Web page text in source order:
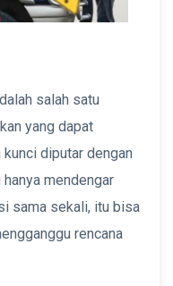
salah satu
yang dapat
diputar dengan
mendengar
sama sekali, itu bisa
rencana